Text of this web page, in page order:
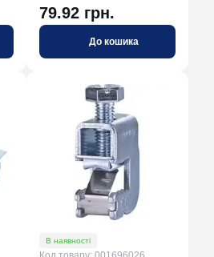
79.92 грн.
До кошика
В наявності